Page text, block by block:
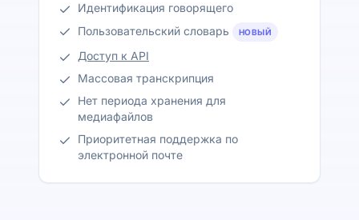
Идентификация говорящего
Пользовательский словарь
НОВЫЙ
Доступ к API
Массовая транскрипция
Нет периода хранения для
медиафайлов
Приоритетная поддержка по
электронной почте